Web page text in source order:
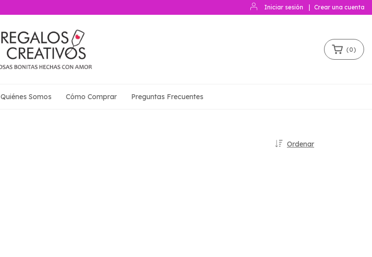
Iniciar sesión Crear una cuenta
(0)
Quiénes Somos Cómo Comprar Preguntas Frecuentes
Ordenar